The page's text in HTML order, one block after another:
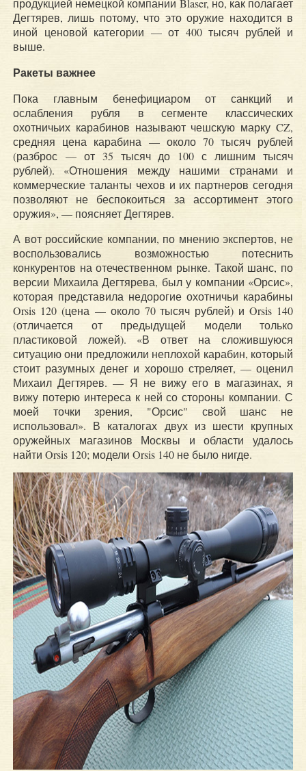
продукцией немецкой компании Blaser, но, как полагает
Дегтярев, лишь потому, что это оружие находится в
иной ценовой категории — от 400 тысяч рублей и
выше.
Ракеты важнее
Пока главным бенефициаром от санкций и
ослабления рубля в сегменте классических
охотничьих карабинов называют чешскую марку CZ,
средняя цена карабина — около 70 тысяч рублей
(разброс — от 35 тысяч до 100 с лишним тысяч
рублей). «Отношения между нашими странами и
коммерческие таланты чехов и их партнеров сегодня
позволяют не беспокоиться за ассортимент этого
оружия», — поясняет Дегтярев.
А вот российские компании, по мнению экспертов, не
воспользовались возможностью потеснить
конкурентов на отечественном рынке. Такой шанс, по
версии Михаила Дегтярева, был у компании «Орсис»,
которая представила недорогие охотничьи карабины
Orsis 120 (цена — около 70 тысяч рублей) и Orsis 140
(отличается от предыдущей модели только
пластиковой ложей). «В ответ на сложившуюся
ситуацию они предложили неплохой карабин, который
стоит разумных денег и хорошо стреляет, — оценил
Михаил Дегтярев. — Я не вижу его в магазинах, я
вижу потерю интереса к ней со стороны компании. С
моей точки зрения, "Орсис" свой шанс не
использовал». В каталогах двух из шести крупных
оружейных магазинов Москвы и области удалось
найти Orsis 120; модели Orsis 140 не было нигде.